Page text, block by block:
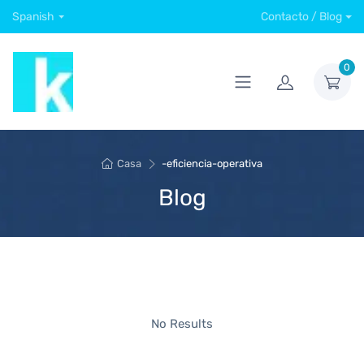
Spanish Contacto / Blog
0
Casa -eficiencia-operativa
Blog
No Results